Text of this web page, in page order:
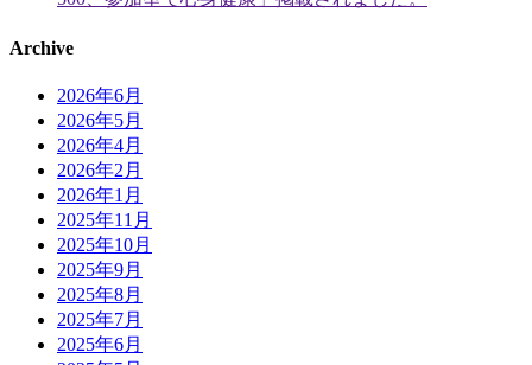
Archive
2026年6月
2026年5月
2026年4月
2026年2月
2026年1月
2025年11月
2025年10月
2025年9月
2025年8月
2025年7月
2025年6月